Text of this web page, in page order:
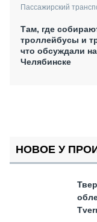
Пассажирский
Там, где
троллейбусы и
что обсуждали
Челябинске
НОВОЕ У